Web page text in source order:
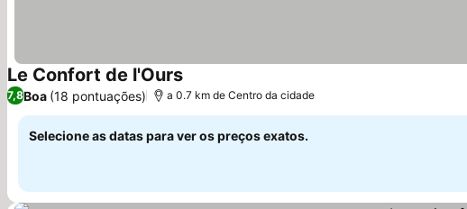
Le Confort de l'OursVer preços
7,8Boa (18 pontuações) a 0.7 km de Centro da cidade
Selecione as datas para ver os preços exatos.